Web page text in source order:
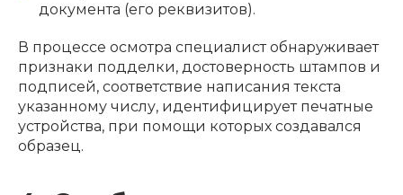
документа (его реквизитов).
В процессе осмотра специалист обнаруживает
признаки подделки, достоверность штампов и
подписей, соответствие написания текста
указанному числу, идентифицирует печатные
устройства, при помощи которых создавался
образец.